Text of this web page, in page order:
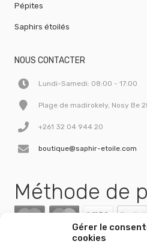
Gérer le
cookies
Pépites
Saphirs étoilés
NOUS CONTACTER
Lundi-Samedi: 08:00 - 17:00
Plage de madirokely, Nosy Be
+261 32 04 944 20
boutique@saphir-etoile.com
Méthode de